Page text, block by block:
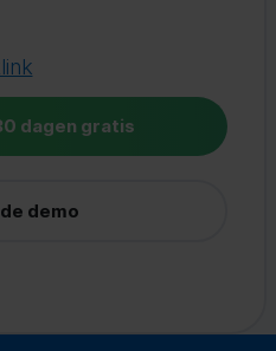
dagen gratis
demo